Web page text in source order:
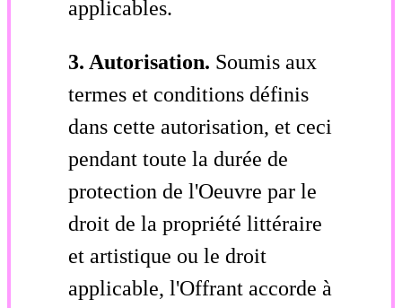
applicables.
3. Autorisation. Soumis aux
termes et conditions définis
dans cette autorisation, et ceci
pendant toute la durée de
protection de l'Oeuvre par le
droit de la propriété littéraire
et artistique ou le droit
applicable, l'Offrant accorde à